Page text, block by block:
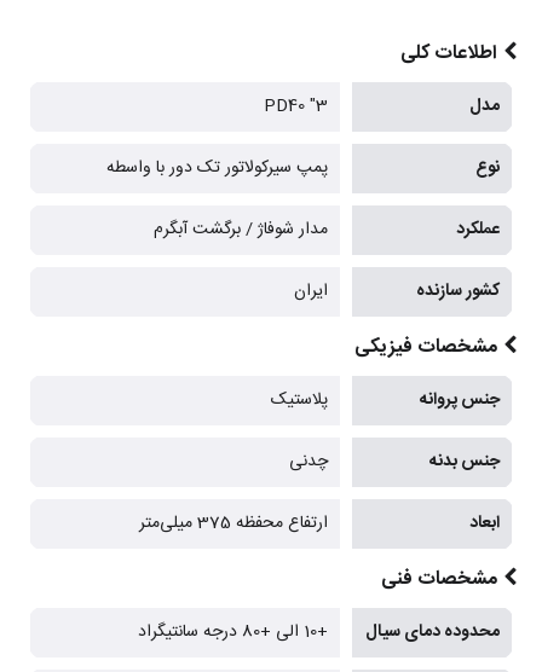
اطلاعات کلی
مدل 3" PD40
نوع پمپ سیرکولاتور تک دور با واسطه
عملکرد مدار شوفاژ / برگشت آبگرم
کشور سازنده ایران
مشخصات فیزیکی
جنس پروانه پلاستیک
جنس بدنه چدنی
ابعاد ارتفاع محفظه 375 میلی‌متر
مشخصات فنی
محدوده دمای سیال +10 الی +80 درجه سانتیگراد